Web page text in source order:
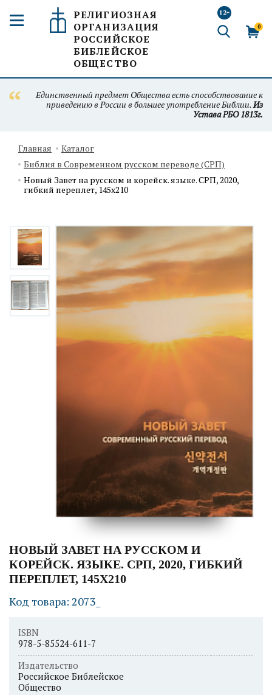
РЕЛИГИОЗНАЯ
ОРГАНИЗАЦИЯ
РОССИЙСКОЕ
БИБЛЕЙСКОЕ
ОБЩЕСТВО
12+
0
Единственный предмет Общества есть способствование к
приведению в России в большее употребление Библии.Из
Устава РБО 1813г.
Главная
Каталог
Библия в Современном русском переводе (СРП)
Новый Завет на русском и корейск. языке. СРП, 2020,
гибкий переплет, 145х210
НОВЫЙ ЗАВЕТ НА РУССКОМ И
КОРЕЙСК. ЯЗЫКЕ. СРП, 2020, ГИБКИЙ
ПЕРЕПЛЕТ, 145Х210
Код товара: 2073_
ISBN
978-5-85524-611-7
Издательство
Российское Библейское
Общество